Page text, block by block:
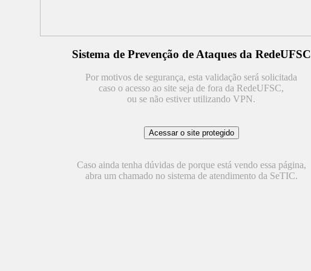
Sistema de Prevenção de Ataques da RedeUFSC
Por motivos de segurança, esta validação será solicitada
caso o acesso ao site seja de fora da RedeUFSC,
ou se não estiver utilizando VPN.
Caso ainda tenha dúvidas de porque está vendo essa página,
abra um chamado no sistema de atendimento da SeTIC.